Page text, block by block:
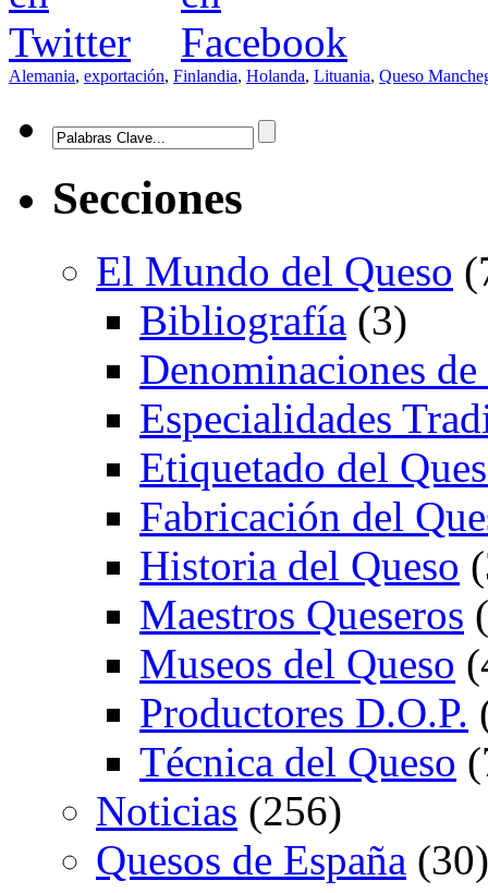
Alemania, exportación, Finlandia, Holanda, Lituania, Queso
Secciones
El Mundo del Queso
Bibliografía (3)
Denominaciones
Especialidades
Etiquetado del
Fabricación del
Historia del Queso
Maestros Queseros
Museos del Queso
Productores D.O.P.
Técnica del Queso
Noticias (256)
Quesos de España (30)